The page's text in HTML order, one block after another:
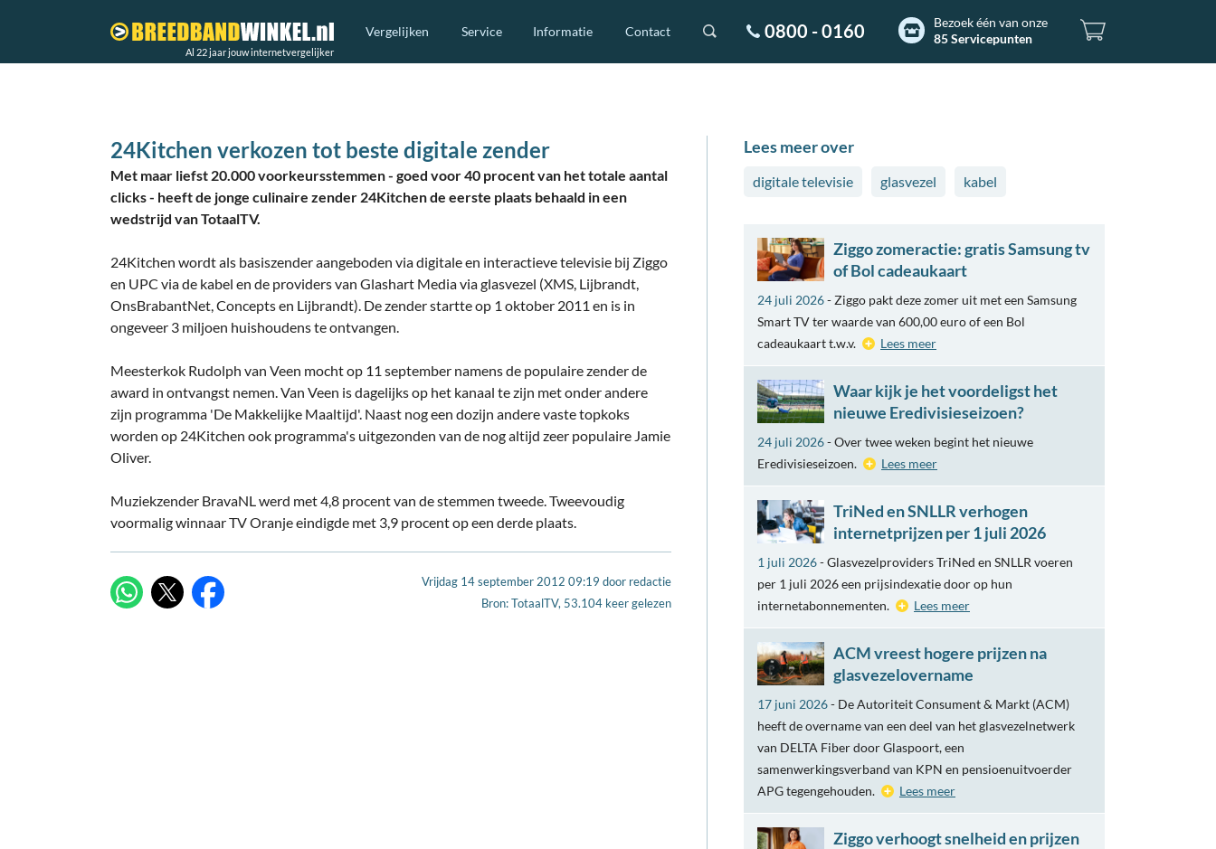
Al 22 jaar jouw internetvergelijker
Vergelijken Service Informatie Contact 0800 - 0160
Bezoek één van onze
85 Servicepunten
24Kitchen verkozen tot beste digitale zender
Met maar liefst 20.000 voorkeursstemmen - goed voor 40 procent van het totale aantal
clicks - heeft de jonge culinaire zender 24Kitchen de eerste plaats behaald in een
wedstrijd van TotaalTV.
24Kitchen wordt als basiszender aangeboden via digitale en interactieve televisie bij Ziggo
en UPC via de kabel en de providers van Glashart Media via glasvezel (XMS, Lijbrandt,
OnsBrabantNet, Concepts en Lijbrandt). De zender startte op 1 oktober 2011 en is in
ongeveer 3 miljoen huishoudens te ontvangen.
Meesterkok Rudolph van Veen mocht op 11 september namens de populaire zender de
award in ontvangst nemen. Van Veen is dagelijks op het kanaal te zijn met onder andere
zijn programma 'De Makkelijke Maaltijd'. Naast nog een dozijn andere vaste topkoks
worden op 24Kitchen ook programma's uitgezonden van de nog altijd zeer populaire Jamie
Oliver.
Muziekzender BravaNL werd met 4,8 procent van de stemmen tweede. Tweevoudig
voormalig winnaar TV Oranje eindigde met 3,9 procent op een derde plaats.
Vrijdag 14 september 2012 09:19 door redactie
Bron: TotaalTV, 53.104 keer gelezen
Lees meer over
digitale televisie glasvezel kabel
Ziggo zomeractie: gratis Samsung tv
of Bol cadeaukaart
24 juli 2026- Ziggo pakt deze zomer uit met een Samsung
Smart TV ter waarde van 600,00 euro of een Bol
cadeaukaart t.w.v.
Lees meer
Waar kijk je het voordeligst het
nieuwe Eredivisieseizoen?
24 juli 2026- Over twee weken begint het nieuwe
Eredivisieseizoen.
Lees meer
TriNed en SNLLR verhogen
internetprijzen per 1 juli 2026
1 juli 2026- Glasvezelproviders TriNed en SNLLR voeren
per 1 juli 2026 een prijsindexatie door op hun
internetabonnementen.
Lees meer
ACM vreest hogere prijzen na
glasvezelovername
17 juni 2026- De Autoriteit Consument & Markt (ACM)
heeft de overname van een deel van het glasvezelnetwerk
van DELTA Fiber door Glaspoort, een
samenwerkingsverband van KPN en pensioenuitvoerder
APG tegengehouden.
Lees meer
Ziggo verhoogt snelheid en prijzen